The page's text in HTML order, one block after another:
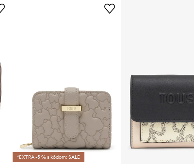
*EXTRA -5 % s kódom: SALE